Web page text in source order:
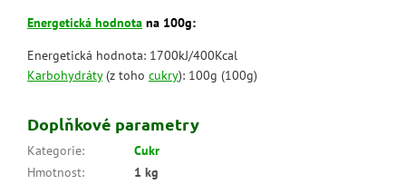
Energetická hodnota na 100g:
Energetická hodnota: 1700kJ/400Kcal
Karbohydráty(z toho cukry): 100g (100g)
Doplňkové parametry
Kategorie:
Cukr
Hmotnost:
1 kg